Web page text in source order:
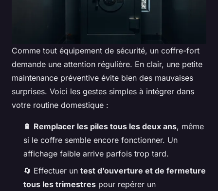
Comme tout équipement de sécurité, un coffre-fort
demande une attention régulière. En clair, une petite
maintenance préventive évite bien des mauvaises
surprises. Voici les gestes simples à intégrer dans
votre routine domestique :
🔋 Remplacer les piles tous les deux ans, même
si le coffre semble encore fonctionner. Un
affichage faible arrive parfois trop tard.
🔄 Effectuer un test d’ouverture et de fermeture
tous les trimestres pour repérer un